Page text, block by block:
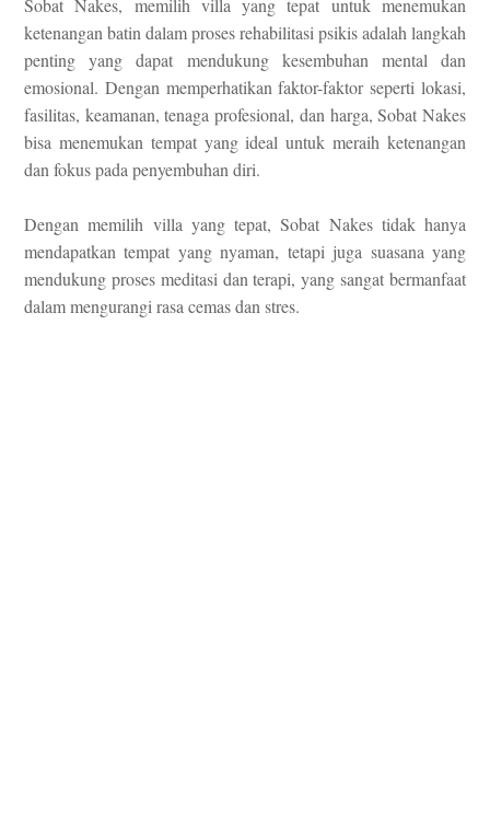
Sobat Nakes, memilih villa yang tepat untuk menemukan
ketenangan batin dalam proses rehabilitasi psikis adalah langkah
penting yang dapat mendukung kesembuhan mental dan
emosional. Dengan memperhatikan faktor-faktor seperti lokasi,
fasilitas, keamanan, tenaga profesional, dan harga, Sobat Nakes
bisa menemukan tempat yang ideal untuk meraih ketenangan
dan fokus pada penyembuhan diri.
Dengan memilih villa yang tepat, Sobat Nakes tidak hanya
mendapatkan tempat yang nyaman, tetapi juga suasana yang
mendukung proses meditasi dan terapi, yang sangat bermanfaat
dalam mengurangi rasa cemas dan stres.